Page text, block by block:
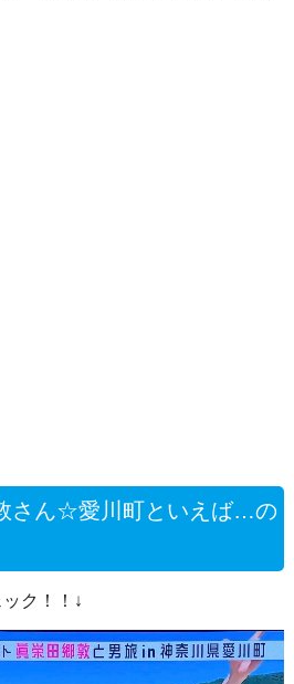
さん☆愛川町といえば…の
ク！！↓